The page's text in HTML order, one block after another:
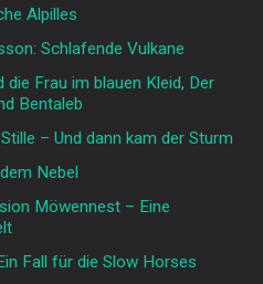
Alpilles
Schlafende Vulkane
Frau im blauen Kleid, Der
Bentaleb
– Und dann kam der Sturm
Nebel
Möwennest – Eine
Fall für die Slow Horses